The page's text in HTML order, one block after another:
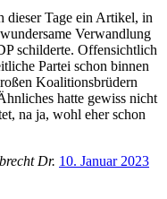
dieser Tage ein Artikel, in
Verwandlung
schilderte. Offensichtlich
Partei schon binnen
Koalitionsbrüdern
hatte gewiss nicht
na ja, wohl eher schon
Dr. 10. Januar 2023